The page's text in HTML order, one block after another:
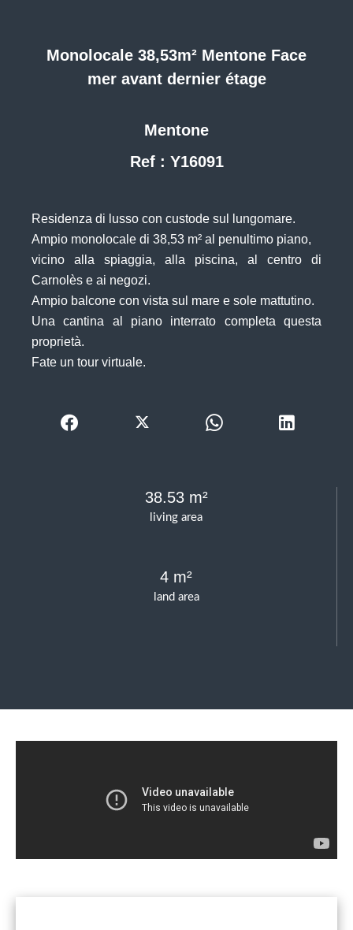
living area
38.53 m²
land area
4 m²
Monolocale 38,53m² Mentone Face
mer avant dernier étage
Mentone
Ref : Y16091
Residenza di lusso con custode sul lungomare.
Ampio monolocale di 38,53 m² al penultimo piano,
vicino alla spiaggia, alla piscina, al centro di
Carnolès e ai negozi.
Ampio balcone con vista sul mare e sole mattutino.
Una cantina al piano interrato completa questa
proprietà.
Fate un tour virtuale.